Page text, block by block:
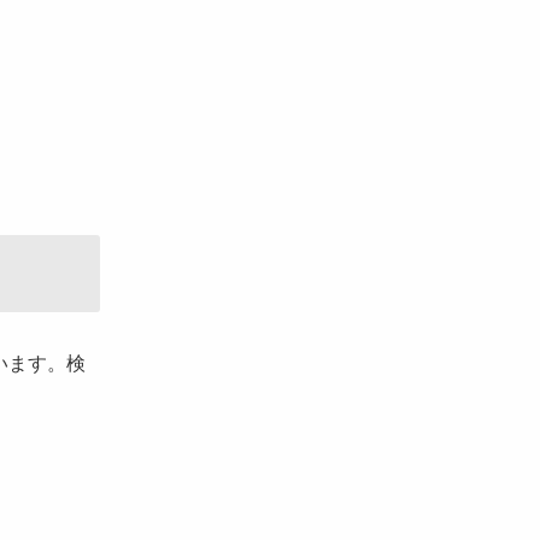
ます。検